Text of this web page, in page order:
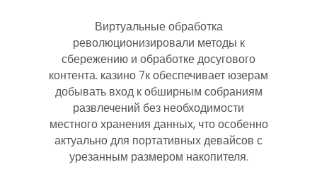
Виртуальные обработка
революционизировали методы к
сбережению и обработке досугового
контента. казино 7к обеспечивает юзерам
добывать вход к обширным собраниям
развлечений без необходимости
местного хранения данных, что особенно
актуально для портативных девайсов с
урезанным размером накопителя.